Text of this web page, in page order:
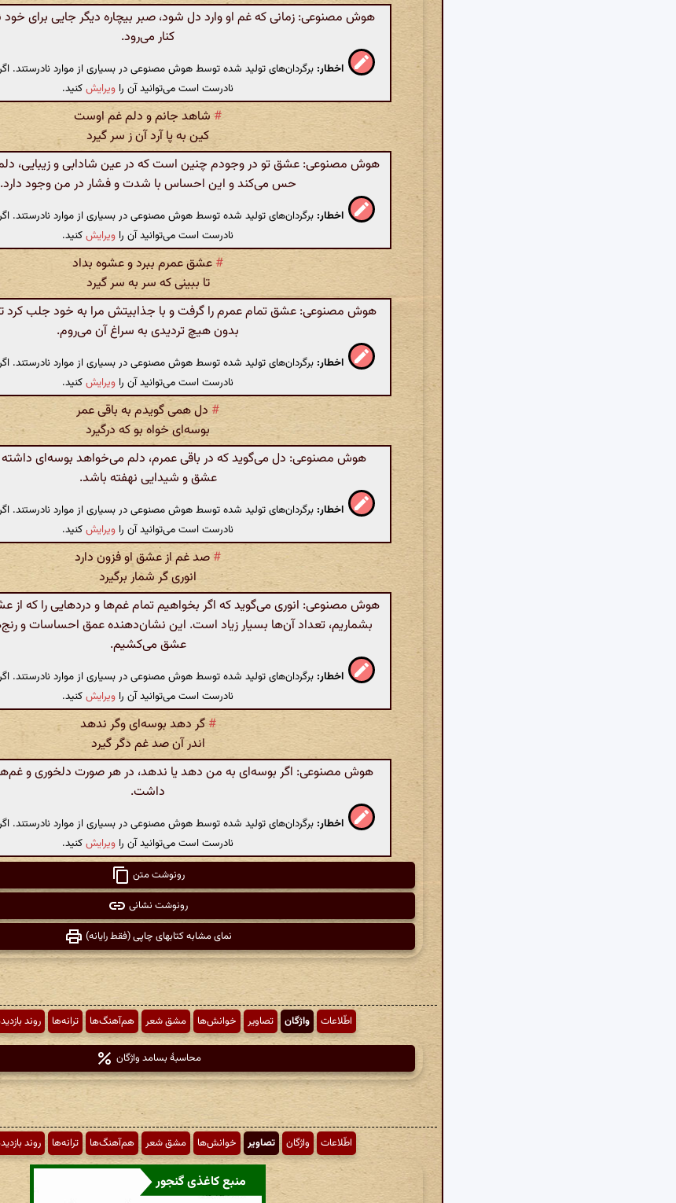
هوش مصنوعی: زمانی که غم او وارد دل شود، صبر بیچاره دیگر جایی برای
کنار می‌رود.
اخطار: برگردان‌های تولید شده توسط هوش مصنوعی در بسیاری از موارد نادرستند.
نادرست است می‌توانید آن را ویرایشکنید.
# شاهد جانم و دلم غم اوست
کین به پا آرد آن ز سر گیرد
هوش مصنوعی: عشق تو در وجودم چنین است که در عین شادابی و زیبایی،
حس می‌کند و این احساس با شدت و فشار در من وجود دارد.
اخطار: برگردان‌های تولید شده توسط هوش مصنوعی در بسیاری از موارد نادرستند.
نادرست است می‌توانید آن را ویرایشکنید.
# عشق عمرم ببرد و عشوه بداد
تا ببینی که سر به سر گیرد
هوش مصنوعی: عشق تمام عمرم را گرفت و با جذابیتش مرا به خود جلب کرد
بدون هیچ تردیدی به سراغ آن می‌روم.
اخطار: برگردان‌های تولید شده توسط هوش مصنوعی در بسیاری از موارد نادرستند.
نادرست است می‌توانید آن را ویرایشکنید.
# دل همی گویدم به باقی عمر
بوسه‌ای خواه بو که درگیرد
هوش مصنوعی: دل می‌گوید که در باقی عمرم، دلم می‌خواهد بوسه‌ای داشته
عشق و شیدایی نهفته باشد.
اخطار: برگردان‌های تولید شده توسط هوش مصنوعی در بسیاری از موارد نادرستند.
نادرست است می‌توانید آن را ویرایشکنید.
# صد غم از عشق او فزون دارد
انوری گر شمار برگیرد
هوش مصنوعی: انوری می‌گوید که اگر بخواهیم تمام غم‌ها و دردهایی را که از
بشماریم، تعداد آن‌ها بسیار زیاد است. این نشان‌دهنده عمق احساسات و
عشق می‌کشیم.
اخطار: برگردان‌های تولید شده توسط هوش مصنوعی در بسیاری از موارد نادرستند.
نادرست است می‌توانید آن را ویرایشکنید.
#گر دهد بوسه‌ای وگر ندهد
اندر آن صد غم دگر گیرد
هوش مصنوعی: اگر بوسه‌ای به من دهد یا ندهد، در هر صورت دلخوری و
داشت.
اخطار: برگردان‌های تولید شده توسط هوش مصنوعی در بسیاری از موارد نادرستند.
نادرست است می‌توانید آن را ویرایشکنید.
رونوشت متن
رونوشت نشانی
نمای مشابه کتابهای چاپی (فقط رایانه)
اطّلاعات واژگان تصاویر خوانش‌ها مشق شعر هم‌آهنگ‌ها ترانه‌ها روند
محاسبهٔ بسامد واژگان
اطّلاعات واژگان تصاویر خوانش‌ها مشق شعر هم‌آهنگ‌ها ترانه‌ها روند
منبع کاغذی گنجور